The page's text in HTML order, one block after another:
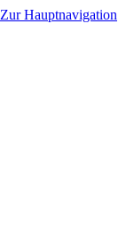
Zur Hauptnavigation